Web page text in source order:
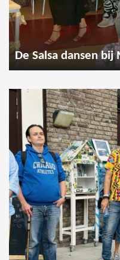
De Salsa dansen